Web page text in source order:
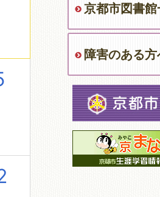
京都市図書館
障害のある方